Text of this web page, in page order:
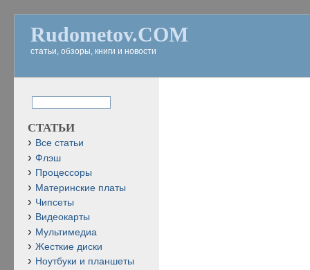
Rudometov.COM
статьи, обзоры, книги и новости
СТАТЬИ
Все статьи
Флэш
Процессоры
Материнские платы
Чипсеты
Видеокарты
Мультимедиа
Жесткие диски
Ноутбуки и планшеты